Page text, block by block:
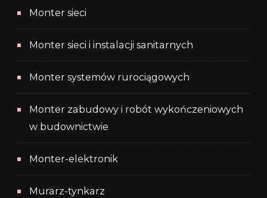
Monter sieci
Monter sieci i instalacji sanitarnych
Monter systemów rurociągowych
Monter zabudowy i robót wykończeniowych
w budownictwie
Monter-elektronik
Murarz-tynkarz